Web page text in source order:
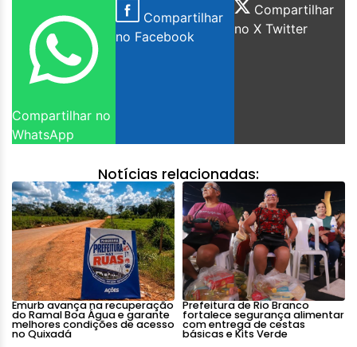
Compartilhar no
WhatsApp
Compartilhar
no Facebook
Compartilhar
no X Twitter
Notícias relacionadas:
Emurb avança na recuperação
do Ramal Boa Água e garante
melhores condições de acesso
no Quixadá
Prefeitura de Rio Branco
fortalece segurança alimentar
com entrega de cestas
básicas e Kits Verde